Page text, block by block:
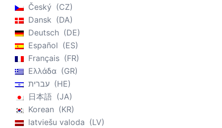
Český
CZ
Dansk
DA
Deutsch
DE
Español
ES
Français
FR
Ελλάδα
GR
עברית
HE
日本語
JA
Korean
KR
latviešu valoda
LV